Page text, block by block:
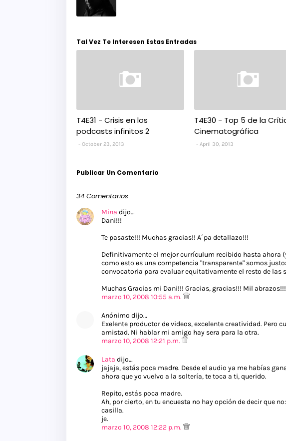
Tal Vez Te Interesen Estas Entradas
T4E31 - Crisis en los
podcasts infinitos 2
October 23, 2013
T4E30 - Top 5 de la
Cinematográfica
April 30, 2013
Publicar Un Comentario
34 Comentarios
Mina dijo…
Dani!!!
Te pasaste!!! Muchas gracias!! A´pa detallazo!!!
Definitivamente el mejor currículum recibido hasta ahora
como esto es una competencia "transparente" somos
convocatoria para evaluar equitativamente el resto de las
Muchas Gracias mi Dani!!! Gracias, gracias!!! Mil
marzo 10, 2008 10:55 a.m.
Anónimo dijo…
Exelente productor de videos, excelente creatividad. Pero
amistad. Ni hablar mi amigo hay sera para la otra.
marzo 10, 2008 12:21 p.m.
Lata dijo…
jajaja, estás poca madre. Desde el audio ya me habías
ahora que yo vuelvo a la soltería, te toca a ti, querido.
Repito, estás poca madre.
Ah, por cierto, en tu encuesta no hay opción de decir que
casilla.
je.
marzo 10, 2008 12:22 p.m.